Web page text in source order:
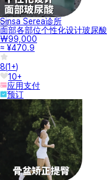
Sinsa Serea诊所
面部各部位个性化设计玻尿酸
₩99,000
≈ ¥470.9
8(1+)
10+
应用支付
预订